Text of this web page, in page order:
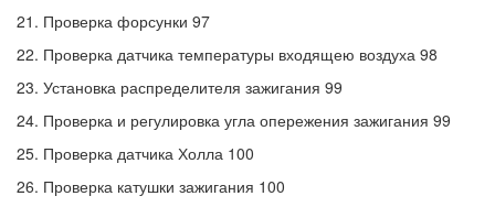
21. Проверка форсунки 97
22. Проверка датчика температуры входящею воздуха 98
23. Установка распределителя зажигания 99
24. Проверка и регулировка угла опережения зажигания 99
25. Проверка датчика Холла 100
26. Проверка катушки зажигания 100